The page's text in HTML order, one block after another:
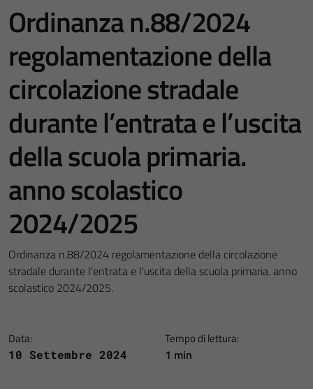
Ordinanza n.88/2024
regolamentazione della
circolazione stradale
durante l’entrata e l’uscita
della scuola primaria.
anno scolastico
2024/2025
Ordinanza n.88/2024 regolamentazione della circolazione
stradale durante l'entrata e l'uscita della scuola primaria. anno
scolastico 2024/2025.
Data:
10 Settembre 2024
Tempo di lettura:
1 min